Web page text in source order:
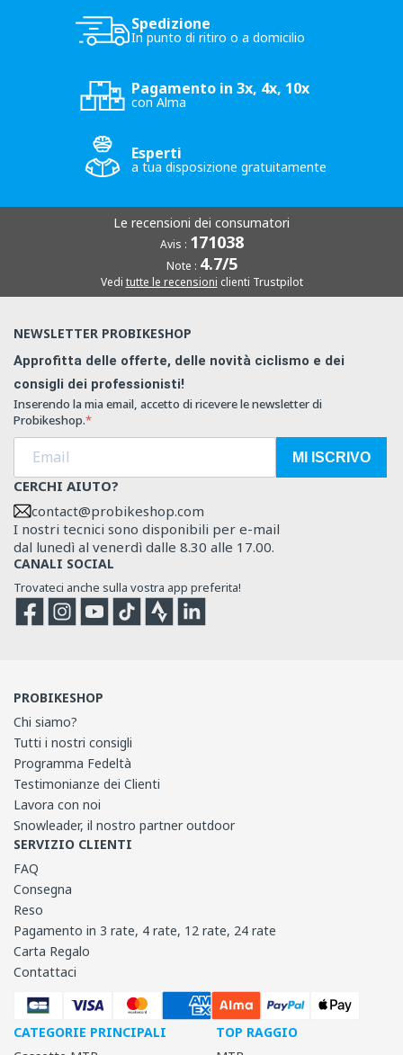
Spedizione
In punto di ritiro o a domicilio
Pagamento in 3x, 4x, 10x
con Alma
Esperti
a tua disposizione gratuitamente
Le recensioni dei consumatori
Avis : 171038
Note : 4.7/5
Vedi tutte le recensioni clienti Trustpilot
NEWSLETTER PROBIKESHOP
Approfitta delle offerte, delle novità ciclismo e dei
consigli dei professionisti!
Inserendo la mia email, accetto di ricevere le newsletter di
Probikeshop.
MI ISCRIVO
CERCHI AIUTO?
contact@probikeshop.com
I nostri tecnici sono disponibili per e-mail
dal lunedì al venerdì dalle 8.30 alle 17.00.
CANALI SOCIAL
Trovateci anche sulla vostra app preferita!
FacebookInstagram
YouTubeTikTokStrava
PROBIKESHOP
Chi siamo?
Tutti i nostri consigli
Programma Fedeltà
Testimonianze dei Clienti
Lavora con noi
Snowleader, il nostro partner outdoor
SERVIZIO CLIENTI
FAQ
Consegna
Reso
Pagamento in 3 rate, 4 rate, 12 rate, 24 rate
Carta Regalo
Contattaci
CATEGORIE PRINCIPALI
TOP RAGGIO